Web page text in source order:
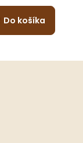
Do košíka